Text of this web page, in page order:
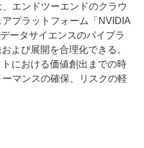
エンドツーエンドのクラウ
プラットフォーム「NVIDIA
ータサイエンスのパイプラ
よび展開を合理化できる。
における価値創出までの時
マンスの確保、リスクの軽